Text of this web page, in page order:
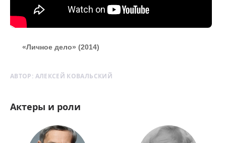
«Личное дело» (2014)
АВТОР: АЛЕКСЕЙ КОВАЛЬСКИЙ
Актеры и роли